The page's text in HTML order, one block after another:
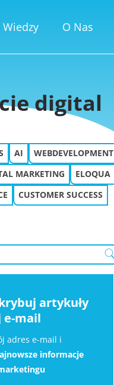
Wiedzy O Nas
digital
AI
WEBDEVELOPMENT
MARKETING
ELOQUA
CUSTOMER SUCCESS
artykuły
e-mail
adres e-mail i
informacje